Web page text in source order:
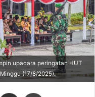
upacara peringatan HUT
(17/8/2025).
Share via Email